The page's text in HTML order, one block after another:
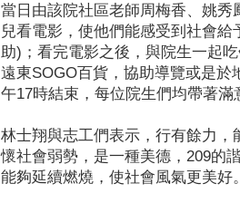
當日由該院社區老師周梅香、姚
兒看電影，使他們能感受到社會
助)；看完電影之後，與院生一起
遠東SOGO百貨，協助導覽或是
午17時結束，每位院生們均帶著
林士翔與志工們表示，行有餘力
懷社會弱勢，是一種美德，209的
能夠延續燃燒，使社會風氣更美好